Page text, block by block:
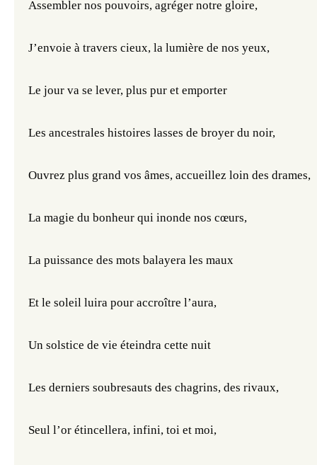
Assembler nos pouvoirs, agréger notre gloire,
J’envoie à travers cieux, la lumière de nos yeux,
Le jour va se lever, plus pur et emporter
Les ancestrales histoires lasses de broyer du noir,
Ouvrez plus grand vos âmes, accueillez loin des drames,
La magie du bonheur qui inonde nos cœurs,
La puissance des mots balayera les maux
Et le soleil luira pour accroître l’aura,
Un solstice de vie éteindra cette nuit
Les derniers soubresauts des chagrins, des rivaux,
Seul l’or étincellera, infini, toi et moi,